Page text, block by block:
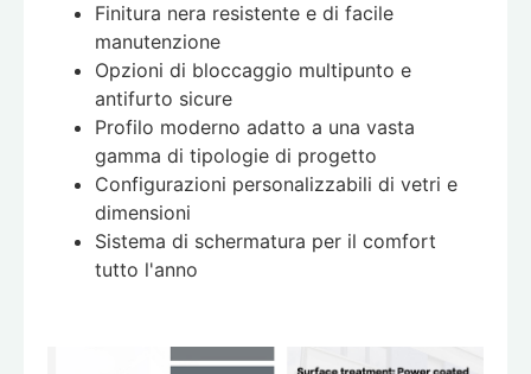
Finitura nera resistente e di facile
manutenzione
Opzioni di bloccaggio multipunto e
antifurto sicure
Profilo moderno adatto a una vasta
gamma di tipologie di progetto
Configurazioni personalizzabili di vetri e
dimensioni
Sistema di schermatura per il comfort
tutto l'anno